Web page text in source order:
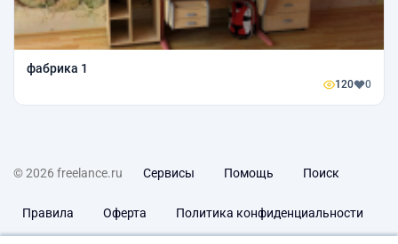
фабрика 1
120 0
© 2026 freelance.ru Сервисы Помощь Поиск
Правила Оферта Политика конфиденциальности